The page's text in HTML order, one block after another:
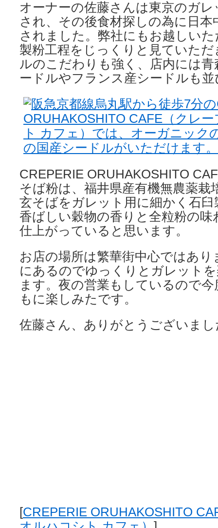
オーナーの佐藤さんは東京のガ
され、その後食材探しの為に日本
されました。弊社にもお越しい
製粉工程をじっくりと見ていた
ルのこだわりも強く、店内には
ードルやフランス産シードルも
CREPERIE ORUHAKOSHITO
そば粉は、福井県産有機無農薬栽
玄そばをガレット用に細かく石
香ばしい穀物の香りと全粒粉の
仕上がっていると思います。
お店の場所は繁華街中心ではあり
にあるのでゆっくりとガレット
ます。夜の営業もしているので
もに楽しみたです。
佐藤さん、ありがとうございまし
[CREPERIE ORUHAKOSHITO